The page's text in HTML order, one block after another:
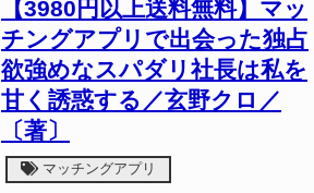
【3980円以上送料無料】マッ
チングアプリで出会った独占
欲強めなスパダリ社長は私を
甘く誘惑する／玄野クロ／
〔著〕
マッチングアプリ